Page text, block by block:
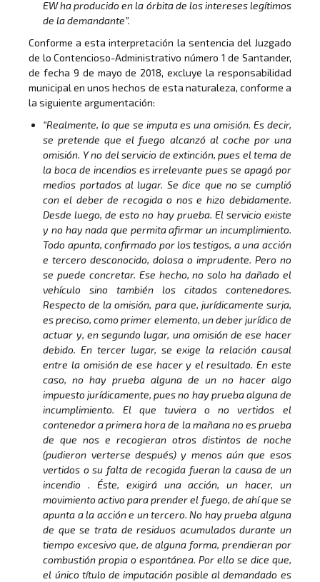
EW ha producido en la órbita de los intereses legítimos
de la demandante”.
Conforme a esta interpretación la sentencia del Juzgado
de lo Contencioso-Administrativo número 1 de Santander,
de fecha 9 de mayo de 2018, excluye la responsabilidad
municipal en unos hechos de esta naturaleza, conforme a
la siguiente argumentación:
“Realmente, lo que se imputa es una omisión. Es decir,
se pretende que el fuego alcanzó al coche por una
omisión. Y no del servicio de extinción, pues el tema de
la boca de incendios es irrelevante pues se apagó por
medios portados al lugar. Se dice que no se cumplió
con el deber de recogida o nos e hizo debidamente.
Desde luego, de esto no hay prueba. El servicio existe
y no hay nada que permita afirmar un incumplimiento.
Todo apunta, confirmado por los testigos, a una acción
e tercero desconocido, dolosa o imprudente. Pero no
se puede concretar. Ese hecho, no solo ha dañado el
vehículo sino también los citados contenedores.
Respecto de la omisión, para que, jurídicamente surja,
es preciso, como primer elemento, un deber jurídico de
actuar y, en segundo lugar, una omisión de ese hacer
debido. En tercer lugar, se exige la relación causal
entre la omisión de ese hacer y el resultado. En este
caso, no hay prueba alguna de un no hacer algo
impuesto jurídicamente, pues no hay prueba alguna de
incumplimiento. El que tuviera o no vertidos el
contenedor a primera hora de la mañana no es prueba
de que nos e recogieran otros distintos de noche
(pudieron verterse después) y menos aún que esos
vertidos o su falta de recogida fueran la causa de un
incendio . Éste, exigirá una acción, un hacer, un
movimiento activo para prender el fuego, de ahí que se
apunta a la acción e un tercero. No hay prueba alguna
de que se trata de residuos acumulados durante un
tiempo excesivo que, de alguna forma, prendieran por
combustión propia o espontánea. Por ello se dice que,
el único título de imputación posible al demandado es